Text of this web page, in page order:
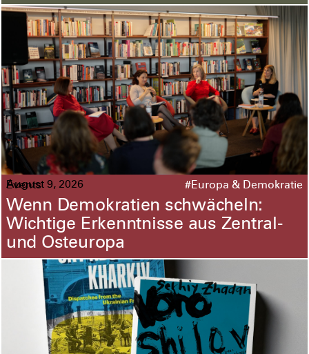
Events #Europa & Demokratie
August 9, 2026
Wenn Demokratien schwächeln:
Wichtige Erkenntnisse aus Zentral-
und Osteuropa